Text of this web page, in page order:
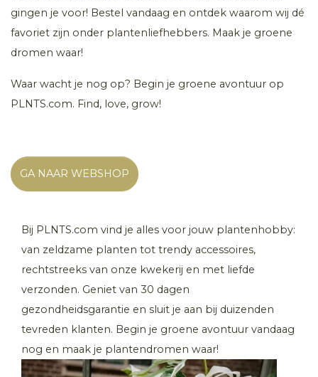
gingen je voor! Bestel vandaag en ontdek waarom wij dé
favoriet zijn onder plantenliefhebbers. Maak je groene
dromen waar!
Waar wacht je nog op? Begin je groene avontuur op
PLNTS.com. Find, love, grow!
GA NAAR WEBSHOP
Bij PLNTS.com vind je alles voor jouw plantenhobby:
van zeldzame planten tot trendy accessoires,
rechtstreeks van onze kwekerij en met liefde
verzonden. Geniet van 30 dagen
gezondheidsgarantie en sluit je aan bij duizenden
tevreden klanten. Begin je groene avontuur vandaag
nog en maak je plantendromen waar!